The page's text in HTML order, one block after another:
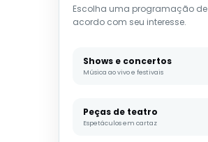
Escolha uma programação de
acordo com seu interesse.
Shows e concertos
Música ao vivo e festivais
Peças de teatro
Espetáculos em cartaz